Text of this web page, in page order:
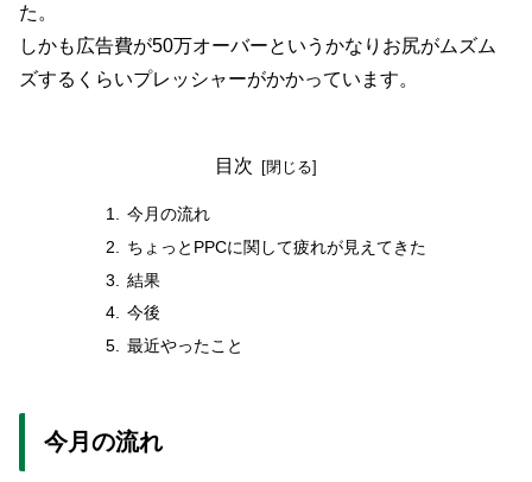
た。
しかも広告費が50万オーバーというかなりお尻がムズム
ズするくらいプレッシャーがかかっています。
目次
今月の流れ
ちょっとPPCに関して疲れが見えてきた
結果
今後
最近やったこと
今月の流れ